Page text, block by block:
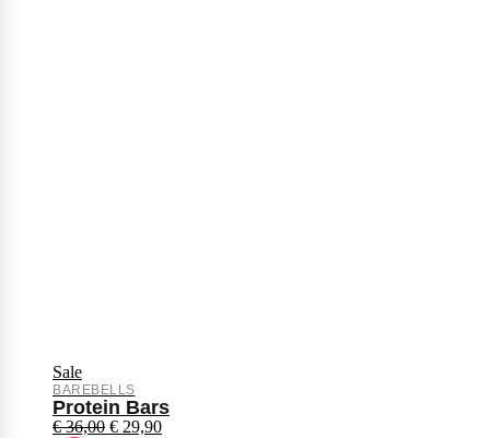
Sale
BAREBELLS
Protein Bars
€36,00 € 29,90